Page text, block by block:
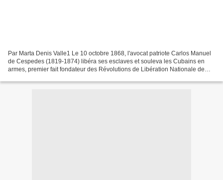
Par Marta Denis Valle1 Le 10 octobre 1868, l'avocat patriote Carlos Manuel
de Cespedes (1819-1874) libéra ses esclaves et souleva les Cubains en
armes, premier fait fondateur des Révolutions de Libération Nationale de